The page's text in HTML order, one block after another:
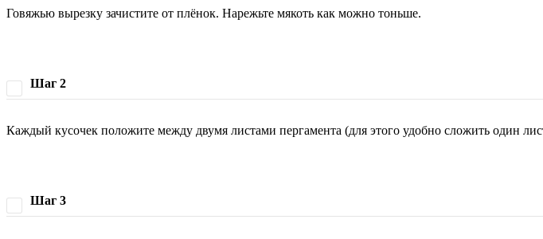
Говяжью вырезку зачистите от плёнок. Нарежьте мякоть как можно тоньше.
Шаг 2
Каждый кусочек положите между двумя листами пергамента (для этого удобно сложить один
Шаг 3